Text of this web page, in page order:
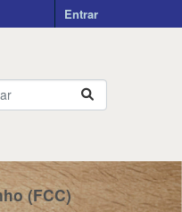
Entrar
(FCC)